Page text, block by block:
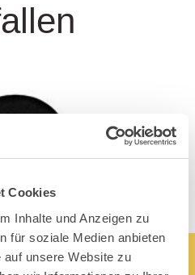
Cookies
Inhalte und Anzeigen zu
für soziale Medien anbieten
unsere Website zu